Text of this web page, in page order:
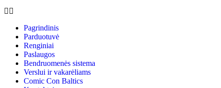
Pagrindinis
Parduotuvė
Renginiai
Paslaugos
Bendruomenės sistema
Verslui ir vakarėliams
Comic Con Baltics